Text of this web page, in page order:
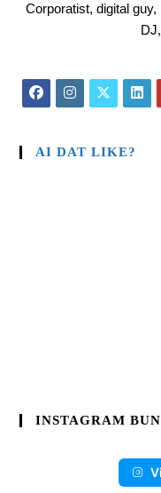
Corporatist, digital
AI DAT LIKE?
INSTAGRAM